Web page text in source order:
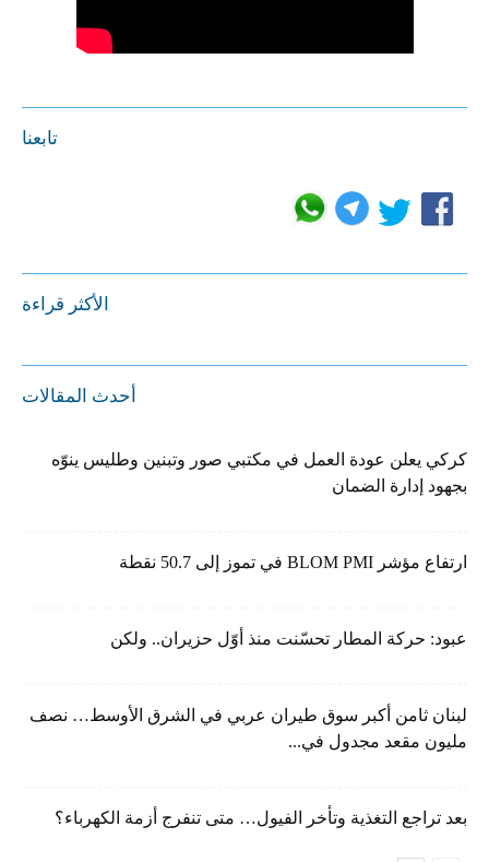
تابعنا
الأكثر قراءة
أحدث المقالات
كركي يعلن عودة العمل في مكتبي صور وتبنين وطليس ينوّه
بجهود إدارة الضمان
ارتفاع مؤشر BLOM PMI في تموز إلى 50.7 نقطة
عبود: حركة المطار تحسّنت منذ أوّل حزيران.. ولكن
لبنان ثامن أكبر سوق طيران عربي في الشرق الأوسط… نصف
مليون مقعد مجدول في...
بعد تراجع التغذية وتأخر الفيول… متى تنفرج أزمة الكهرباء؟